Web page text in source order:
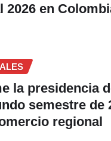
2026 en
la presidencia
semestre de
regional